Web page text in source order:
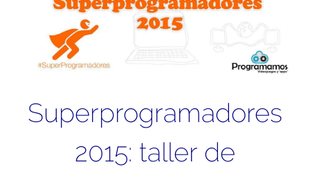
Superprogramadores
2015: taller de